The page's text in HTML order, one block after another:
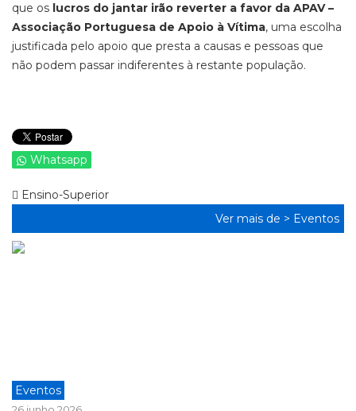
que os lucros do jantar irão reverter a favor da APAV –
Associação Portuguesa de Apoio à Vítima, uma escolha
justificada pelo apoio que presta a causas e pessoas que
não podem passar indiferentes à restante população.
Whatsapp
Ensino-Superior
Ver mais de > Eventos
Eventos